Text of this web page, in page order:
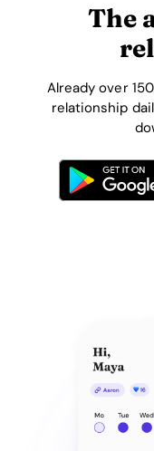
The
Already over
relationship